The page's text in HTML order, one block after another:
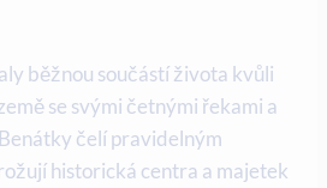
běžnou součástí života kvůli
se svými četnými řekami a
čelí pravidelným
historická centra a majetek